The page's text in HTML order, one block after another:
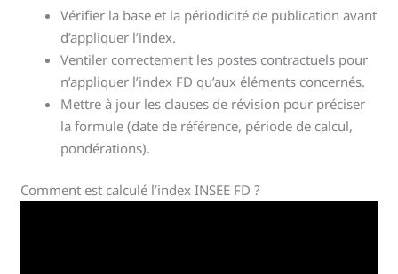
Vérifier la base et la périodicité de publication avant
d’appliquer l’index.
Ventiler correctement les postes contractuels pour
n’appliquer l’index FD qu’aux éléments concernés.
Mettre à jour les clauses de révision pour préciser
la formule (date de référence, période de calcul,
pondérations).
Comment est calculé l’index INSEE FD ?